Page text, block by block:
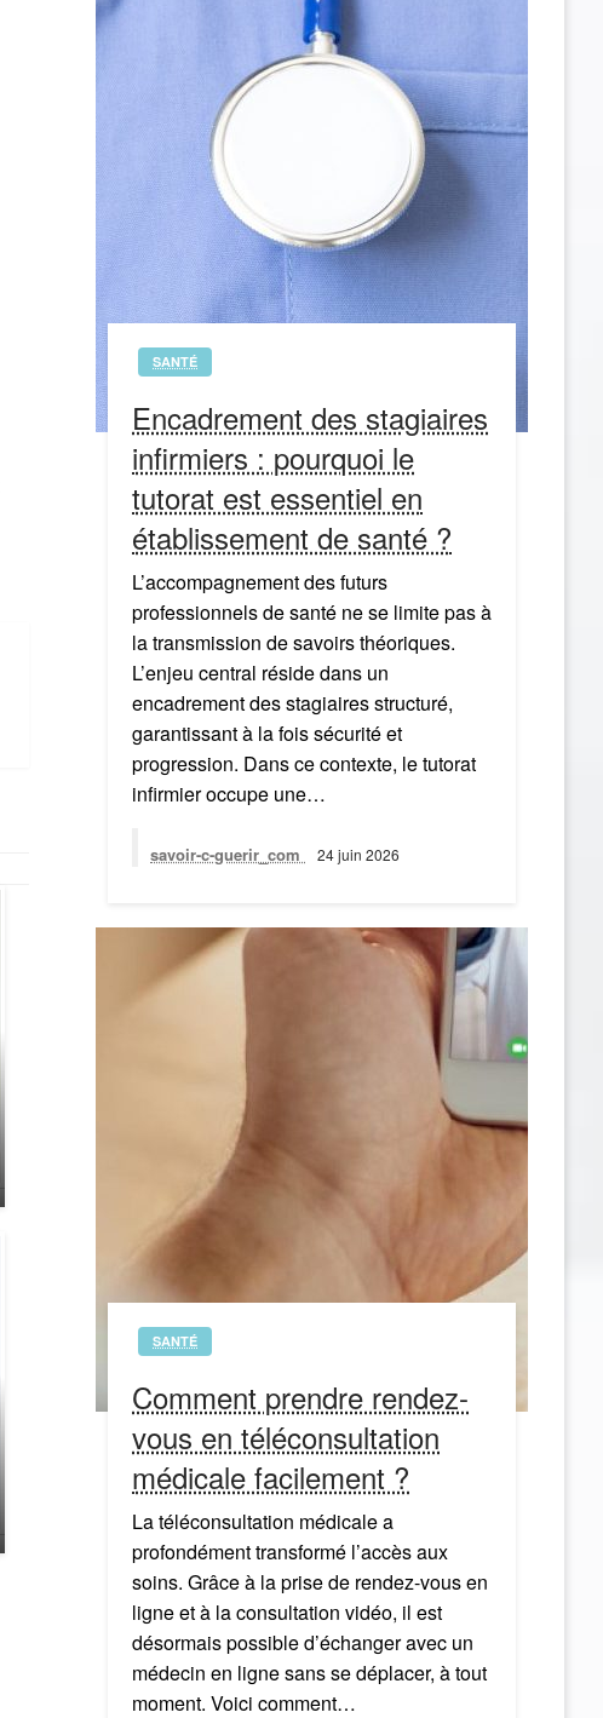
SANTÉ
Encadrement des stagiaires
infirmiers : pourquoi le
tutorat est essentiel en
établissement de santé ?
L’accompagnement des futurs
professionnels de santé ne se limite pas à
la transmission de savoirs théoriques.
L’enjeu central réside dans un
encadrement des stagiaires structuré,
garantissant à la fois sécurité et
progression. Dans ce contexte, le tutorat
infirmier occupe une…
savoir-c-guerir_com 24 juin 2026
SANTÉ
Comment prendre rendez-
vous en téléconsultation
médicale facilement ?
La téléconsultation médicale a
profondément transformé l’accès aux
soins. Grâce à la prise de rendez-vous en
ligne et à la consultation vidéo, il est
désormais possible d’échanger avec un
médecin en ligne sans se déplacer, à tout
moment. Voici comment…